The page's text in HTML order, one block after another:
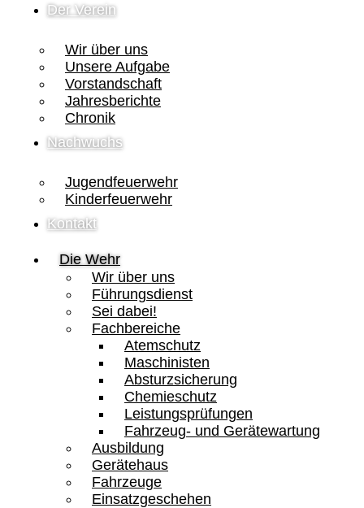
Der Verein
Wir über uns
Unsere Aufgabe
Vorstandschaft
Jahresberichte
Chronik
Nachwuchs
Jugendfeuerwehr
Kinderfeuerwehr
Kontakt
Die Wehr
Wir über uns
Führungsdienst
Sei dabei!
Fachbereiche
Atemschutz
Maschinisten
Absturzsicherung
Chemieschutz
Leistungsprüfungen
Fahrzeug- und Gerätewartung
Ausbildung
Gerätehaus
Fahrzeuge
Einsatzgeschehen